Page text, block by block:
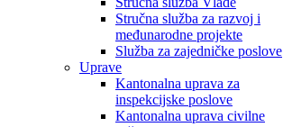
Stručna služba za razvoj i
međunarodne projekte
Služba za zajedničke poslove
Uprave
Kantonalna uprava za
inspekcijske poslove
Kantonalna uprava civilne